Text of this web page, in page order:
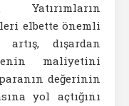
Yatırımların
elbette önemli
dışardan
maliyetini
değerinin
yol açtığını